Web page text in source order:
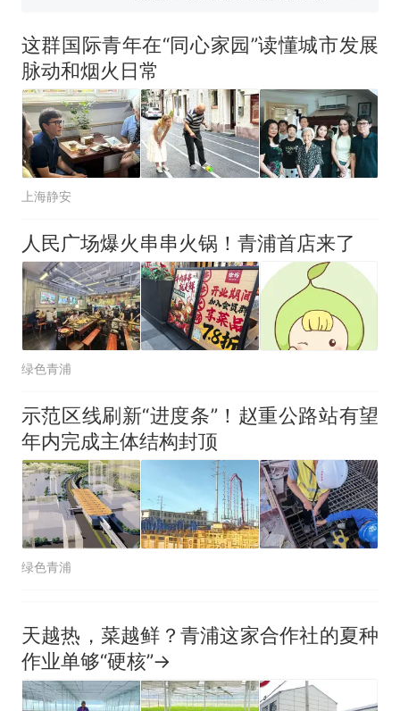
号，仅凭视频评出？中国烹饪
协会回应
美国一场追捕行动中，一男子
在车辆行驶中爬上车顶跳舞。
（新京报）
笔试第一被第二名传话劝弃考
官方通报
惊艳！字都飘起来了 博主在田
间创作“悬浮字” 网友：真·裸眼
哥士兵搬起大石块投向移民引
争议，此前一天内数万人从摩
洛哥涌入西班牙
这群国际青年在“同心家园”读懂城市发展
脉动和烟火日常
上海静安
人民广场爆火串串火锅！青浦首店来了
绿色青浦
示范区线刷新“进度条”！赵重公路站有望
年内完成主体结构封顶
绿色青浦
天越热，菜越鲜？青浦这家合作社的夏种
作业单够“硬核”→